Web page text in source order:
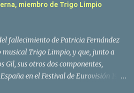
duo de amigos y a la ex modelo
surgió en el año 1982 el grupo
miembro de Trigo Limpio
fallecimiento de Patricia Fernández
Trigo Limpio, y que, junto a
Gil, sus otros dos componentes,
en el Festival de Eurovisión 1980